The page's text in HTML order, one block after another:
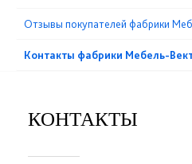
Отзывы покупателей фабрики
Контакты фабрики Мебель-
КОНТАКТЫ